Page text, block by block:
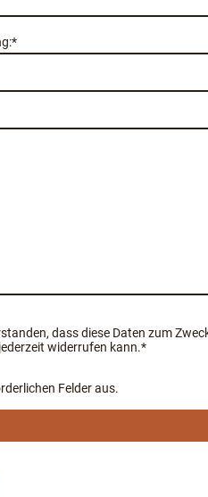
*
dass diese Daten zum
widerrufen kann.*
Felder aus.